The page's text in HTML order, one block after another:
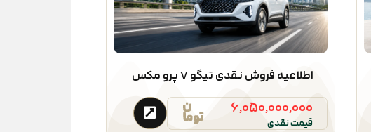
اطلاعیه فروش نقدی تیگو ۷ پرو مکس
۶,۰۵۰,۰۰۰,۰۰۰
قیمت نقدی